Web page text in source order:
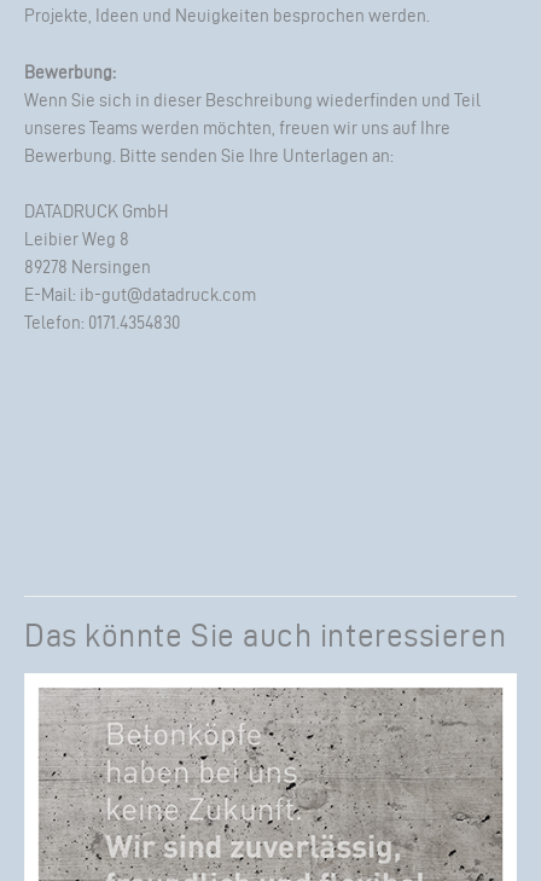
Projekte, Ideen und Neuigkeiten besprochen werden.
Bewerbung:
Wenn Sie sich in dieser Beschreibung wiederfinden und Teil
unseres Teams werden möchten, freuen wir uns auf Ihre
Bewerbung. Bitte senden Sie Ihre Unterlagen an:
DATADRUCK GmbH
Leibier Weg 8
89278 Nersingen
E-Mail: ib-gut@datadruck.com
Telefon: 0171.4354830
Das könnte Sie auch interessieren